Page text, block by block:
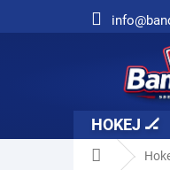
HOKEJ 🏒
Domů